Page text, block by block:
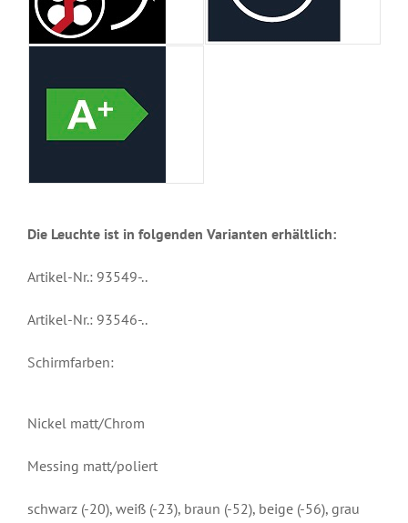
Die Leuchte ist in folgenden Varianten erhältlich:
Artikel-Nr.: 93549-..
Artikel-Nr.: 93546-..
Schirmfarben:
Nickel matt/Chrom
Messing matt/poliert
schwarz (-20), weiß (-23), braun (-52), beige (-56), grau